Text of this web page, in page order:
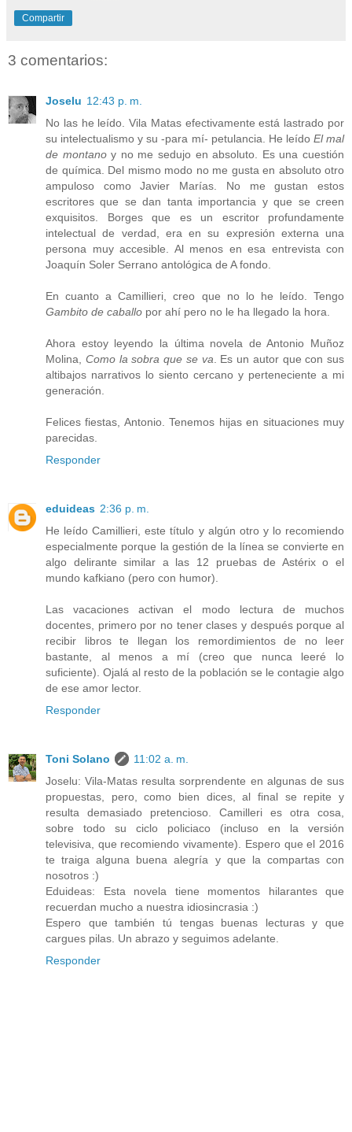
Compartir
3 comentarios:
Joselu 12:43 p. m.
No las he leído. Vila Matas efectivamente está lastrado por
su intelectualismo y su -para mí- petulancia. He leído El mal
de montanoy no me sedujo en absoluto. Es una cuestión
de química. Del mismo modo no me gusta en absoluto otro
ampuloso como Javier Marías. No me gustan estos
escritores que se dan tanta importancia y que se creen
exquisitos. Borges que es un escritor profundamente
intelectual de verdad, era en su expresión externa una
persona muy accesible. Al menos en esa entrevista con
Joaquín Soler Serrano antológica de A fondo.
En cuanto a Camillieri, creo que no lo he leído. Tengo
Gambito de caballo por ahí pero no le ha llegado la hora.
Ahora estoy leyendo la última novela de Antonio Muñoz
Molina, Como la sobra que se va . Es un autor que con sus
altibajos narrativos lo siento cercano y perteneciente a mi
generación.
Felices fiestas, Antonio. Tenemos hijas en situaciones muy
parecidas.
Responder
eduideas 2:36 p. m.
He leído Camillieri, este título y algún otro y lo recomiendo
especialmente porque la gestión de la línea se convierte en
algo delirante similar a las 12 pruebas de Astérix o el
mundo kafkiano (pero con humor).
Las vacaciones activan el modo lectura de muchos
docentes, primero por no tener clases y después porque al
recibir libros te llegan los remordimientos de no leer
bastante, al menos a mí (creo que nunca leeré lo
suficiente). Ojalá al resto de la población se le contagie algo
de ese amor lector.
Responder
Toni Solano
11:02 a. m.
Joselu: Vila-Matas resulta sorprendente en algunas de sus
propuestas, pero, como bien dices, al final se repite y
resulta demasiado pretencioso. Camilleri es otra cosa,
sobre todo su ciclo policiaco (incluso en la versión
televisiva, que recomiendo vivamente). Espero que el 2016
te traiga alguna buena alegría y que la compartas con
nosotros :)
Eduideas: Esta novela tiene momentos hilarantes que
recuerdan mucho a nuestra idiosincrasia :)
Espero que también tú tengas buenas lecturas y que
cargues pilas. Un abrazo y seguimos adelante.
Responder